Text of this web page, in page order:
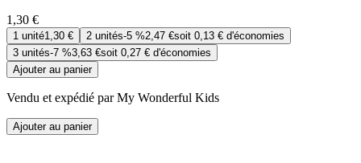
1,30 €
1 unité1,30 € 2 unités-5 %2,47 €soit 0,13 € d'économies
3 unités-7 %3,63 €soit 0,27 € d'économies
Ajouter au panier
Vendu et expédié par My Wonderful Kids
Ajouter au panier